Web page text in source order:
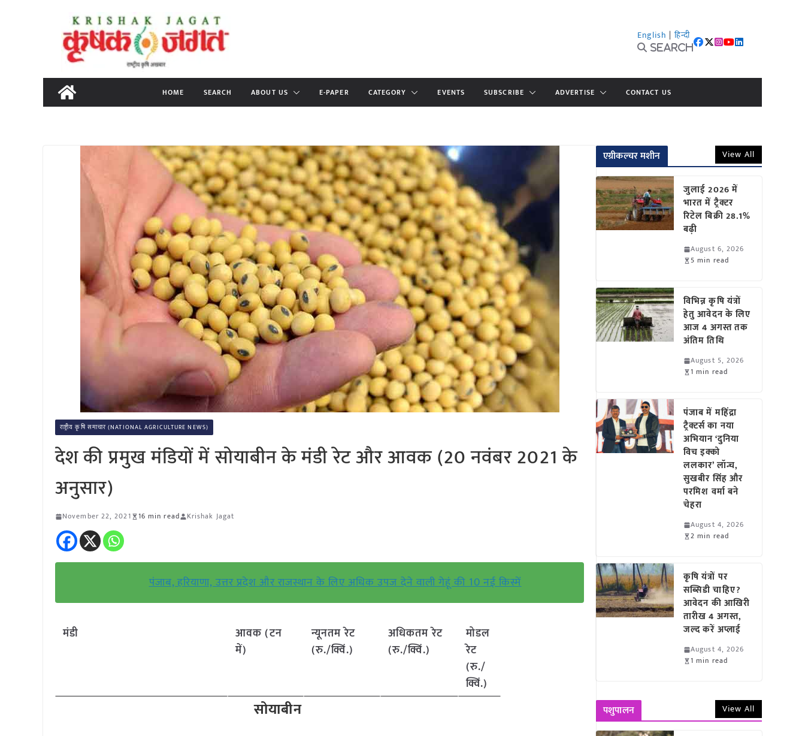
content
English | हिन्दी
Search
HOME SEARCH ABOUT US E-PAPER CATEGORY EVENTS SUBSCRIBE ADVERTISE CONTACT US
राष्ट्रीय कृषि समाचार (NATIONAL AGRICULTURE NEWS)
देश की प्रमुख मंडियों में सोयाबीन के मंडी रेट और आवक (20 नवंबर 2021 के
अनुसार)
November 22, 2021 16 min read Krishak Jagat
पंजाब, हरियाणा, उत्तर प्रदेश और राजस्थान के लिए अधिक उपज देने वाली गेहूं की 10 नई किस्में
मंडी
आवक (टन
में)
न्यूनतम रेट
(रु./क्विं.)
अधिकतम रेट
(रु./क्विं.)
मोडल
रेट
(रु./
क्विं.)
सोयाबीन
एग्रीकल्चर मशीन View All
जुलाई 2026 में
भारत में ट्रैक्टर
रिटेल बिक्री 28.1%
बढ़ी
August 6, 2026
5 min read
विभिन्न कृषि यंत्रों
हेतु आवेदन के लिए
आज 4 अगस्त तक
अंतिम तिथि
August 5, 2026
1 min read
पंजाब में महिंद्रा
ट्रैक्टर्स का नया
अभियान ‘दुनिया
विच इक्को
ललकार’ लॉन्च,
सुखबीर सिंह और
परमिश वर्मा बने
चेहरा
August 4, 2026
2 min read
कृषि यंत्रों पर
सब्सिडी चाहिए?
आवेदन की आखिरी
तारीख 4 अगस्त,
जल्द करें अप्लाई
August 4, 2026
1 min read
पशुपालन View All